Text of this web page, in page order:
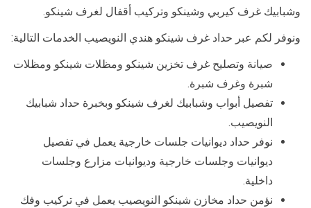
وشبابيك غرف كيربي وشينكو وتركيب أقفال لغرف شينكو.
ونوفر لكم عبر حداد غرف شينكو هندي النويصيب الخدمات التالية:
صيانة وتصليح غرف تخزين شينكو ومظلات شينكو ومظلات
شبرة وغرف شبرة.
تفصيل أبواب وشبابيك لغرف شينكو وبخبرة حداد شبابيك
النويصيب.
نوفر حداد ديوانيات جلسات خارجية يعمل في تفصيل
ديوانيات وجلسات خارجية وديوانيات مزارع وجلسات
داخلية.
نؤمن حداد مخازن شينكو النويصيب يعمل في تركيب وفك